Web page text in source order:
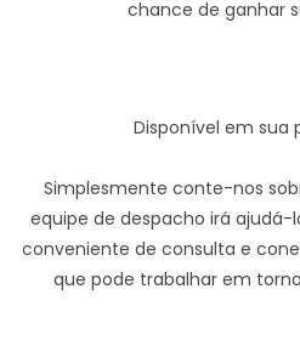
chance de ganhar
Disponível em sua
Simplesmente conte-nos
equipe de despacho irá
conveniente de consulta e
que pode trabalhar em